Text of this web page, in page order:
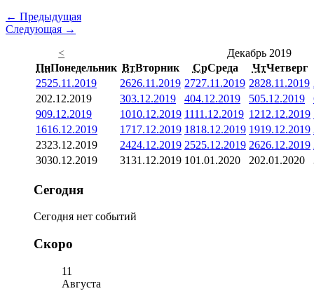
← Предыдущая
Следующая →
<
Декабрь 2019
ПнПонедельник ВтВторник СрСреда ЧтЧетверг
2525.11.2019 2626.11.2019 2727.11.2019 2828.11.2019
202.12.2019 303.12.2019 404.12.2019 505.12.2019
909.12.2019 1010.12.2019 1111.12.2019 1212.12.2019
1616.12.2019 1717.12.2019 1818.12.2019 1919.12.2019
2323.12.2019 2424.12.2019 2525.12.2019 2626.12.2019
3030.12.2019 3131.12.2019 101.01.2020 202.01.2020
Сегодня
Сегодня нет событий
Скоро
11
Августа